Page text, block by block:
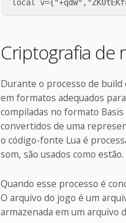
Criptografia de
Durante o processo de
em formatos adequados
compiladas no formato
convertidos de uma
o código-fonte Lua é
som, são usados como estão.
Quando esse processo é
O arquivo do jogo é um
armazenada em um arquivo